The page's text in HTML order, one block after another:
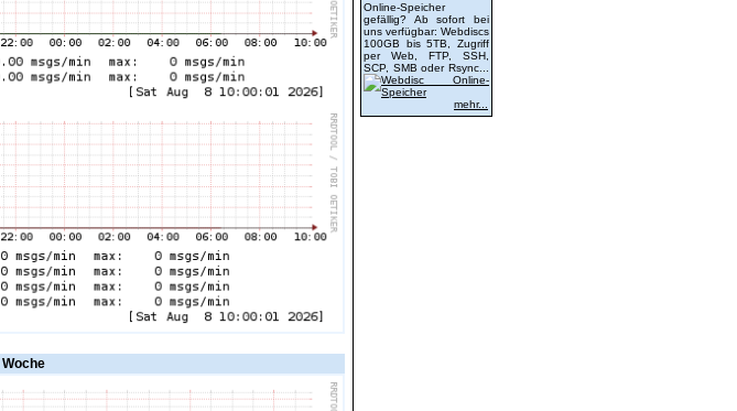
Online-Speicher
gefällig? Ab sofort bei
uns verfügbar: Webdiscs
100GB bis 5TB, Zugriff
per Web, FTP, SSH,
SCP, SMB oder Rsync...
mehr...